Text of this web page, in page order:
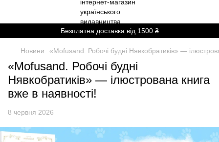
Безплатна доставка від 1500 ₴
Новини «Mofusand. Робочі будні Нявкобратиків» —
«Mofusand. Робочі будні
Нявкобратиків» — ілюстрована книга
вже в наявності!
8 червня 2026